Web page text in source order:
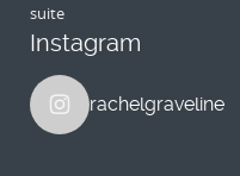
suite
Instagram
rachelgraveline